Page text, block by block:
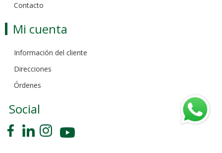
Contacto
Mi cuenta
Información del cliente
Direcciones
Órdenes
Social